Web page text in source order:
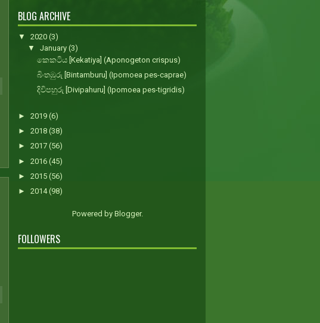
BLOG ARCHIVE
▼ 2020 (3)
▼ January (3)
කෙකටිය [Kekatiya] (Aponogeton crispus)
බිංතඹුරු [Bintamburu] (Ipomoea pes-caprae)
දිවිපහුරු [Divipahuru] (Ipomoea pes-tigridis)
► 2019 (6)
► 2018 (38)
► 2017 (56)
► 2016 (45)
► 2015 (56)
► 2014(98)
Powered by Blogger.
FOLLOWERS